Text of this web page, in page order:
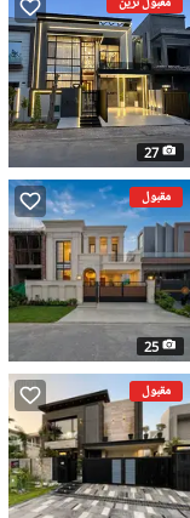
27
مقبول
25
مقبول